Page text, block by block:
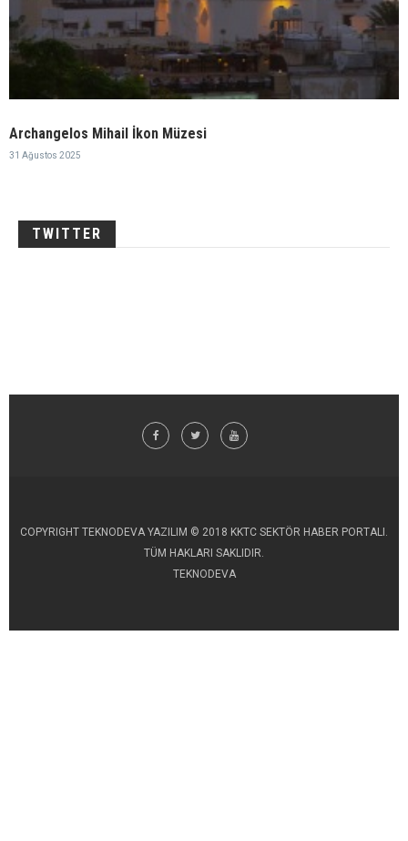
Archangelos Mihail İkon Müzesi
31 Ağustos 2025
TWITTER
COPYRIGHT TEKNODEVA YAZILIM © 2018 KKTC SEKTÖR HABER PORTALI.
TÜM HAKLARI SAKLIDIR.
TEKNODEVA